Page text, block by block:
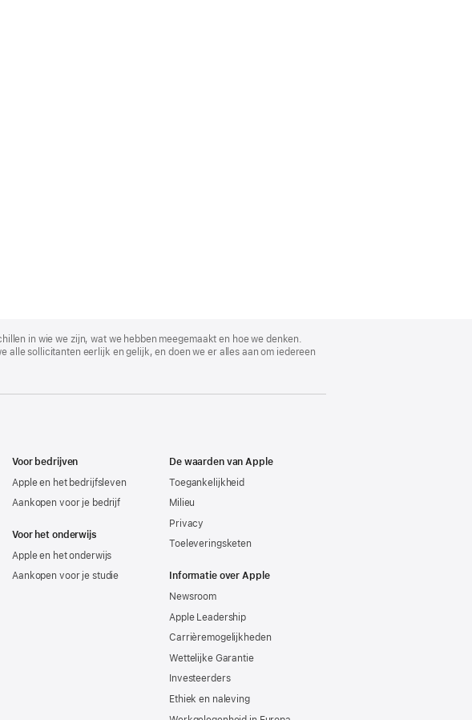
in wie we zijn, wat we hebben meegemaakt en hoe we denken.
sollicitanten eerlijk en gelijk, en doen we er alles aan om iedereen
Voor bedrijven
Apple en het bedrijfsleven
Aankopen voor je bedrijf
Voor het onderwijs
Apple en het onderwijs
Aankopen voor je studie
De waarden van Apple
Toegankelijkheid
Milieu
Privacy
Toeleveringsketen
Informatie over Apple
Newsroom
Apple Leadership
Carrièremogelijkheden
Wettelijke Garantie
Investeerders
Ethiek en naleving